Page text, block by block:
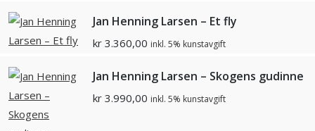
Jan Henning Larsen – Et fly
kr 3.360,00 inkl. 5% kunstavgift
Jan Henning Larsen – Skogens gudinne
kr 3.990,00 inkl. 5% kunstavgift